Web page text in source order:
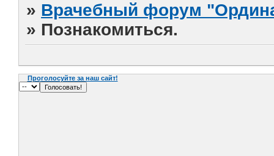
» Врачебный форум
» Познакомиться.
Проголосуйте за наш сайт!